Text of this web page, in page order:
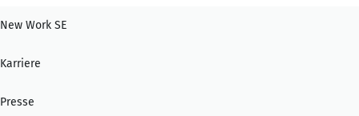
New Work SE
Karriere
Presse